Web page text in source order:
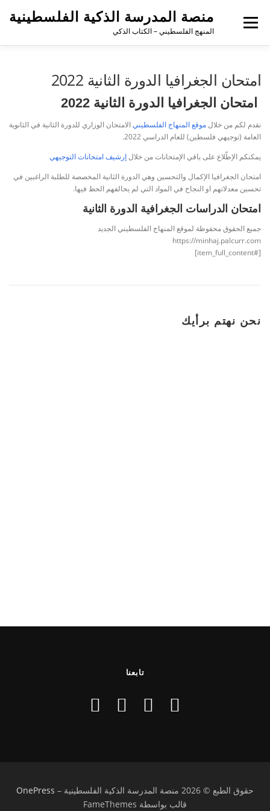
منصة المدرسة الذكية الفلسطينية
المنهج الفلسطيني – الكتاب الذكي
القائمة
امتحان الجغرافيا الدورة الثانية 2022
امتحان الجغرافيا الدورة الثانية 2022
نقدم لكم من خلال موقع المنهاج الفلسطينيالامتحان الوزاري للدورة الثانية في الثانوية
العامة (توجيهي فلسطين) للعام الدراسي 2022.
يمكنكم الإطّلاع على باقي الإمتحانات من خلال إرشيف امتحانات التوجيهي
امتحان الجغرافيا الإكمال والتحسين وهي الدورة الثانية المخصصة للطلبة الراغبين في
تحسين معدلاتهم او النجاح في المواد التي لم يحالفهم الحظ فيها.
امتحان الدراسات الجغرافية الدورة الثانية
جميع الحقوق محفوظة لموقع المنهاج الفلسطيني الجديد
https://minhaj.palcurr.com
[#item_full_content]
نحن نهتم برأيك
تابعنا
حقوق الطبع © 2026 منصة المدرسة الذكية الفلسطينية –
OnePress
قالب بواسطة FameThemes